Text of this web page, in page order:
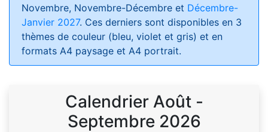
Novembre, Novembre-Décembre et Décembre-
Janvier 2027. Ces derniers sont disponibles en 3
thèmes de couleur (bleu, violet et gris) et en
formats A4 paysage et A4 portrait.
Calendrier Août -
Septembre 2026